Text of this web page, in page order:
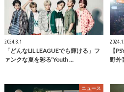
2024.8.1
「どんなLIL LEAGUEでも輝ける」フ
ァンクな夏を彩る‘Youth …
【
野外
ニュース